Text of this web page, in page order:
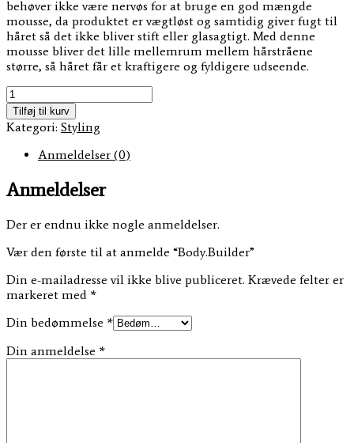
behøver ikke være nervøs for at bruge en god mængde
mousse, da produktet er vægtløst og samtidig giver fugt til
håret så det ikke bliver stift eller glasagtigt. Med denne
mousse bliver det lille mellemrum mellem hårstråene
større, så håret får et kraftigere og fyldigere udseende.
Body.Builder
antal
Tilføj til kurv
Kategori: Styling
Anmeldelser (0)
Anmeldelser
Der er endnu ikke nogle anmeldelser.
Vær den første til at anmelde “Body.Builder”
Din e-mailadresse vil ikke blive publiceret. Krævede felter er
markeret med *
Din bedømmelse *
Din anmeldelse *